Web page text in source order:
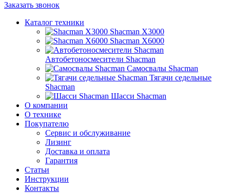
Заказать звонок
Каталог техники
Shacman X3000
Shacman X6000
Автобетоносмесители Shacman
Самосвалы Shacman
Тягачи седельные
Shacman
Шасси Shacman
О компании
О технике
Покупателю
Сервис и обслуживание
Лизинг
Доставка и оплата
Гарантия
Статьи
Инструкции
Контакты